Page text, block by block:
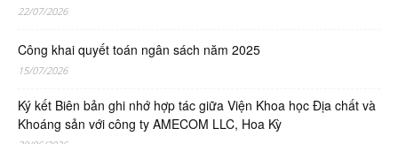
22/07/2026
Công khai quyết toán ngân sách năm 2025
15/07/2026
Ký kết Biên bản ghi nhớ hợp tác giữa Viện Khoa học Địa chất và
Khoáng sản với công ty AMECOM LLC, Hoa Kỳ